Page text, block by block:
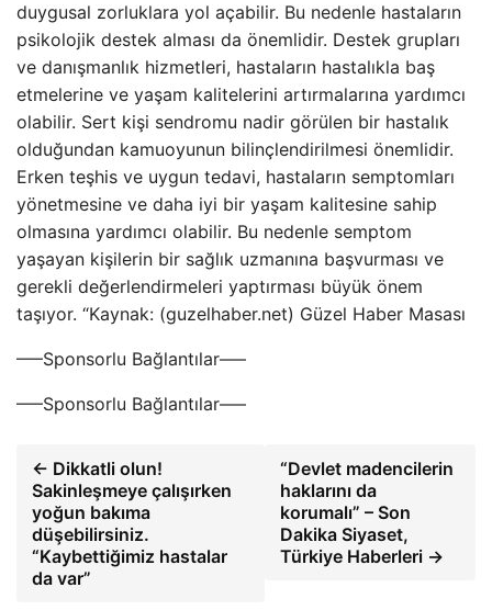
duygusal zorluklara yol açabilir. Bu nedenle hastaların
psikolojik destek alması da önemlidir. Destek grupları
ve danışmanlık hizmetleri, hastaların hastalıkla baş
etmelerine ve yaşam kalitelerini artırmalarına yardımcı
olabilir. Sert kişi sendromu nadir görülen bir hastalık
olduğundan kamuoyunun bilinçlendirilmesi önemlidir.
Erken teşhis ve uygun tedavi, hastaların semptomları
yönetmesine ve daha iyi bir yaşam kalitesine sahip
olmasına yardımcı olabilir. Bu nedenle semptom
yaşayan kişilerin bir sağlık uzmanına başvurması ve
gerekli değerlendirmeleri yaptırması büyük önem
taşıyor. “Kaynak: (guzelhaber.net) Güzel Haber Masası
—–Sponsorlu Bağlantılar—–
—–Sponsorlu Bağlantılar—–
← Dikkatli olun!
Sakinleşmeye çalışırken
yoğun bakıma
düşebilirsiniz.
“Kaybettiğimiz hastalar
da var”
“Devlet madencilerin
haklarını da
korumalı” – Son
Dakika Siyaset,
Türkiye Haberleri →